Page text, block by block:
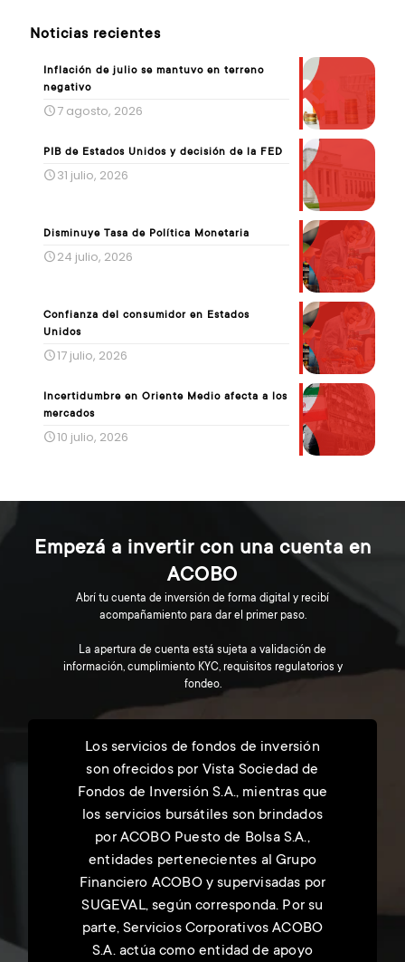
Noticias recientes
Inflación de julio se mantuvo en terreno
negativo
7 agosto, 2026
PIB de Estados Unidos y decisión de la FED
31 julio, 2026
Disminuye Tasa de Política Monetaria
24 julio, 2026
Confianza del consumidor en Estados
Unidos
17 julio, 2026
Incertidumbre en Oriente Medio afecta a los
mercados
10 julio, 2026
Empezá a invertir con una cuenta en
ACOBO
Abrí tu cuenta de inversión de forma digital y recibí
acompañamiento para dar el primer paso.
La apertura de cuenta está sujeta a validación de
información, cumplimiento KYC, requisitos regulatorios y
fondeo.
Los servicios de fondos de inversión
son ofrecidos por Vista Sociedad de
Fondos de Inversión S.A., mientras que
los servicios bursátiles son brindados
por ACOBO Puesto de Bolsa S.A.,
entidades pertenecientes al Grupo
Financiero ACOBO y supervisadas por
SUGEVAL, según corresponda. Por su
parte, Servicios Corporativos ACOBO
S.A. actúa como entidad de apoyo